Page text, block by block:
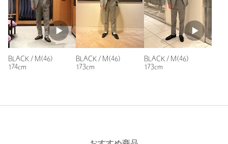
品名：T/TORE 22 G/CHK SCR 2B 品番：11214000012
商品詳細
注文キャンセル 対象商品
S-M(44) M(46) M-L(48) L(50) L-XL(52)
Check the recommended size
BLACK / M(46)
174cm
BLACK / M(46)
173cm
BLACK / M(46)
173cm